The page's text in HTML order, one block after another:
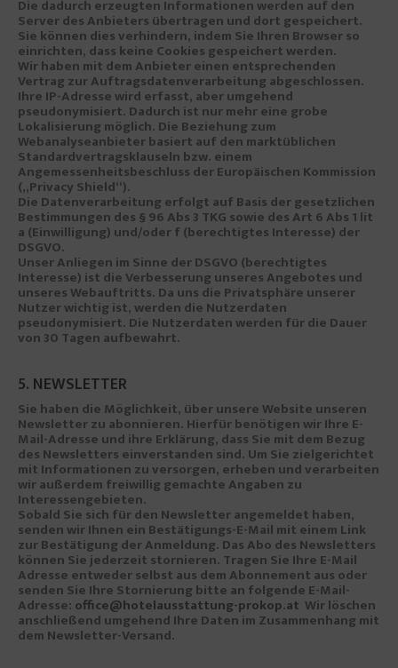
Die dadurch erzeugten Informationen werden auf den
Server des Anbieters übertragen und dort gespeichert.
Sie können dies verhindern, indem Sie Ihren Browser so
einrichten, dass keine Cookies gespeichert werden.
Wir haben mit dem Anbieter einen entsprechenden
Vertrag zur Auftragsdatenverarbeitung abgeschlossen.
Ihre IP-Adresse wird erfasst, aber umgehend
pseudonymisiert. Dadurch ist nur mehr eine grobe
Lokalisierung möglich. Die Beziehung zum
Webanalyseanbieter basiert auf den marktüblichen
Standardvertragsklauseln bzw. einem
Angemessenheitsbeschluss der Europäischen Kommission
(„Privacy Shield“).
Die Datenverarbeitung erfolgt auf Basis der gesetzlichen
Bestimmungen des § 96 Abs 3 TKG sowie des Art 6 Abs 1 lit
a (Einwilligung) und/oder f (berechtigtes Interesse) der
DSGVO.
Unser Anliegen im Sinne der DSGVO (berechtigtes
Interesse) ist die Verbesserung unseres Angebotes und
unseres Webauftritts. Da uns die Privatsphäre unserer
Nutzer wichtig ist, werden die Nutzerdaten
pseudonymisiert. Die Nutzerdaten werden für die Dauer
von 30 Tagen aufbewahrt.
5. NEWSLETTER
Sie haben die Möglichkeit, über unsere Website unseren
Newsletter zu abonnieren. Hierfür benötigen wir Ihre E-
Mail-Adresse und ihre Erklärung, dass Sie mit dem Bezug
des Newsletters einverstanden sind. Um Sie zielgerichtet
mit Informationen zu versorgen, erheben und verarbeiten
wir außerdem freiwillig gemachte Angaben zu
Interessengebieten.
Sobald Sie sich für den Newsletter angemeldet haben,
senden wir Ihnen ein Bestätigungs-E-Mail mit einem Link
zur Bestätigung der Anmeldung. Das Abo des Newsletters
können Sie jederzeit stornieren. Tragen Sie Ihre E-Mail
Adresse entweder selbst aus dem Abonnement aus oder
senden Sie Ihre Stornierung bitte an folgende E-Mail-
Adresse: office@hotelausstattung-prokop.at Wir löschen
anschließend umgehend Ihre Daten im Zusammenhang mit
dem Newsletter-Versand.